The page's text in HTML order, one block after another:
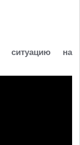
ситуацию на